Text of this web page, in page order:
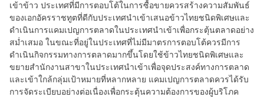
เข้าข้าว ประเทศที่มีการตอบโต้ในการซื้อขายควรสร้างความสัมพันธ์
ของเอกอัครราชทูตที่ดีกับประเทศนำเข้าเสนอข้าวไทยชนิดพิเศษและ
ดำเนินการแคมเปญการตลาดในประเทศนำเข้าเพื่อกระตุ้นตลาดอย่าง
สม่ำเสมอ ในขณะที่อยู่ในประเทศที่ไม่มีมาตรการตอบโต้ควรมีการ
ดำเนินกิจกรรมทางการตลาดมากขึ้นโดยใช้ข้าวไทยชนิดพิเศษและ
ขยายสำนักงานสาขาในประเทศนำเข้าเพื่อจุดประสงค์ทางการตลาด
และเข้าใกล้กลุ่มเป้าหมายที่หลากหลาย แคมเปญการตลาดควรได้รับ
การจัดระเบียบอย่างต่อเนื่องเพื่อกระตุ้นความต้องการของผู้บริโภค